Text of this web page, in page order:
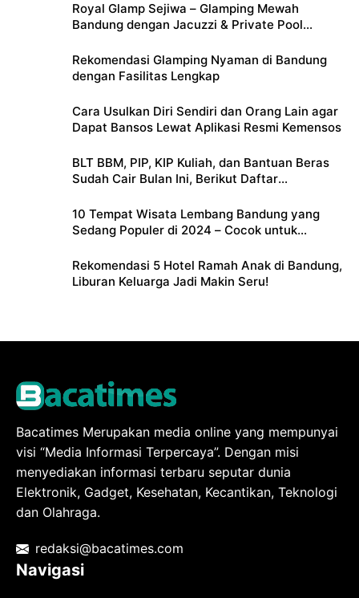
Royal Glamp Sejiwa – Glamping Mewah
Bandung dengan Jacuzzi & Private Pool
Rekomendasi Glamping Nyaman di Bandung
dengan Fasilitas Lengkap
Cara Usulkan Diri Sendiri dan Orang Lain agar
Dapat Bansos Lewat Aplikasi Resmi Kemensos
BLT BBM, PIP, KIP Kuliah, dan Bantuan Beras
Sudah Cair Bulan Ini, Berikut Daftar
10 Tempat Wisata Lembang Bandung yang
Sedang Populer di 2024 – Cocok untuk
Rekomendasi 5 Hotel Ramah Anak di Bandung,
Liburan Keluarga Jadi Makin Seru!
Bacatimes Merupakan media online yang mempunyai
visi “Media Informasi Terpercaya”. Dengan misi
menyediakan informasi terbaru seputar dunia
Elektronik, Gadget, Kesehatan, Kecantikan, Teknologi
dan Olahraga.
redaksi@bacatimes.com
Navigasi